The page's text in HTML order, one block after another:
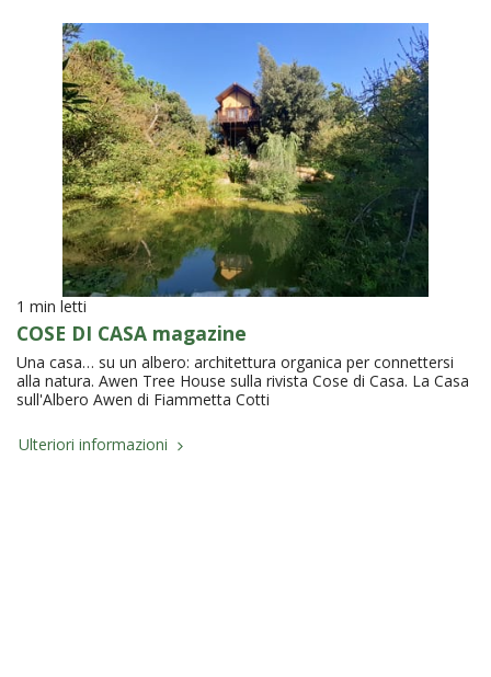
1 min letti
COSE DI CASA magazine
Una casa… su un albero: architettura organica per connettersi
alla natura. Awen Tree House sulla rivista Cose di Casa. La Casa
sull'Albero Awen di Fiammetta Cotti
Ulteriori informazioni